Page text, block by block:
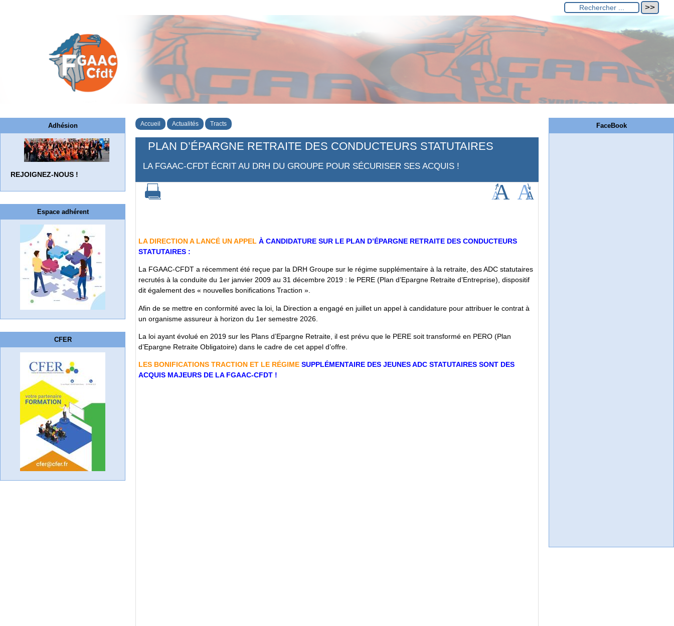
Accueil Actualités Tracts
PLAN D’ÉPARGNE RETRAITE DES CONDUCTEURS STATUTAIRES
LA FGAAC-CFDT ÉCRIT AU DRH DU GROUPE POUR SÉCURISER SES ACQUIS !
LA DIRECTION A LANCÉ UN APPEL À CANDIDATURE SUR LE PLAN D’ÉPARGNE RETRAITE DES CONDUCTEURS
STATUTAIRES :
La FGAAC-CFDT a récemment été reçue par la DRH Groupe sur le régime supplémentaire à la retraite, des ADC statutaires
recrutés à la conduite du 1er janvier 2009 au 31 décembre 2019 : le PERE (Plan d’Epargne Retraite d’Entreprise), dispositif
dit également des « nouvelles bonifications Traction ».
Afin de se mettre en conformité avec la loi, la Direction a engagé en juillet un appel à candidature pour attribuer le contrat à
un organisme assureur à horizon du 1er semestre 2026.
La loi ayant évolué en 2019 sur les Plans d’Epargne Retraite, il est prévu que le PERE soit transformé en PERO (Plan
d’Epargne Retraite Obligatoire) dans le cadre de cet appel d’offre.
LES BONIFICATIONS TRACTION ET LE RÉGIME SUPPLÉMENTAIRE DES JEUNES ADC STATUTAIRES SONT DES
ACQUIS MAJEURS DE LA FGAAC-CFDT !
Adhésion
REJOIGNEZ-NOUS !
Espace adhérent
CFER
FaceBook